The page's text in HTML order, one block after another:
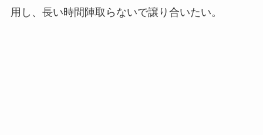
用し、長い時間陣取らないで譲り合いたい。